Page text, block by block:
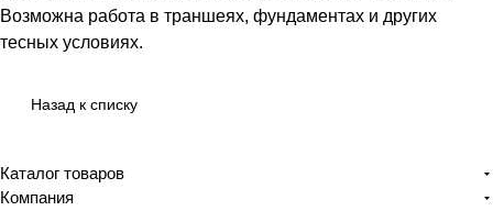
Возможна работа в траншеях, фундаментах и других
тесных условиях.
Назад к списку
Каталог товаров
Компания